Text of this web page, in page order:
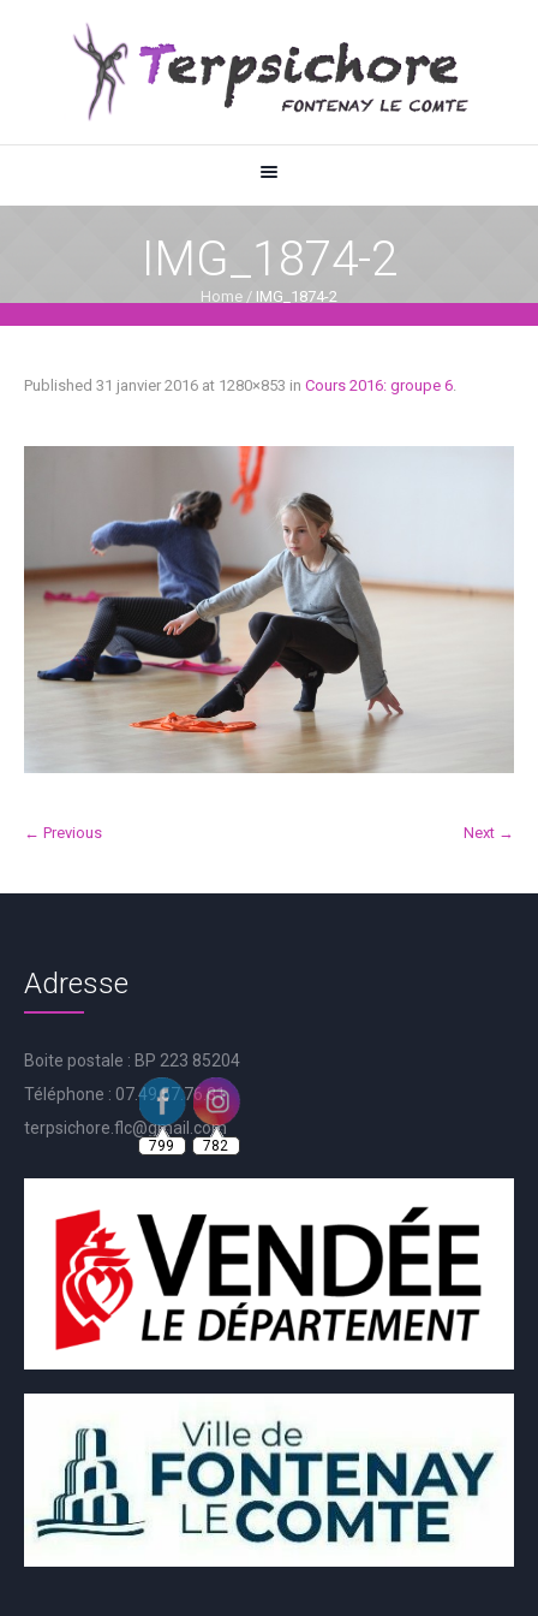
IMG_1874-2
Home / IMG_1874-2
Published 31 janvier 2016 at 1280×853 in Cours 2016: groupe 6.
← Previous Next →
Adresse
Boite postale : BP 223 85204
Téléphone : 07.49.57.76.81
terpsichore.flc@gmail.com
799 782